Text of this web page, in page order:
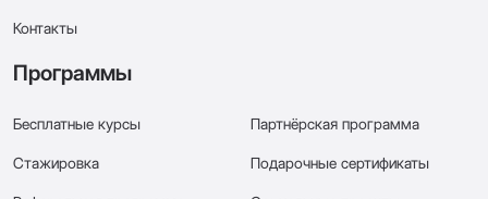
Контакты
Программы
Бесплатные курсы
Стажировка
Партнёрская программа
Подарочные сертификаты